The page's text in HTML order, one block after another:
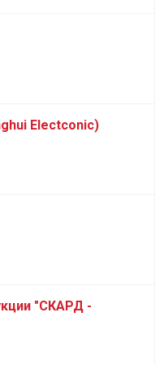
Electconic)
"СКАРД -